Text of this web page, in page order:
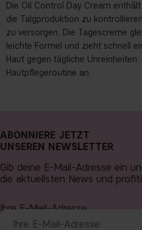
Die Oil Control Day Cream
die Talgproduktion zu
zu versorgen. Die Tagescreme
leichte Formel und zieht schnell
Haut gegen tägliche
Hautpflegeroutine an.
ABONNIERE JETZT
UNSEREN NEWSLETTER
Gib deine E-Mail-Adresse ein
die aktuellsten News und
Ihre E-Mail-Adresse